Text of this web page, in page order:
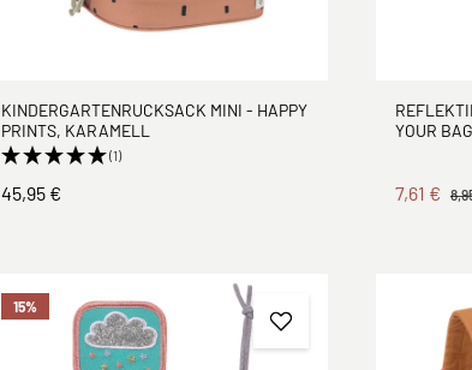
KINDERGARTENRUCKSACK MINI - HAPPY
PRINTS, KARAMELL
(1)
45,95 €
YOUR
7,61 €
15%